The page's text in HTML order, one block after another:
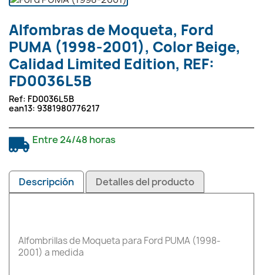
Alfombras de Moqueta, Ford
PUMA (1998-2001), Color Beige,
Calidad Limited Edition, REF:
FD0036L5B
Ref: FD0036L5B
ean13: 9381980776217
Entre 24/48 horas
Descripción Detalles del producto
Alfombrillas de Moqueta para Ford PUMA (1998-
2001) a medida